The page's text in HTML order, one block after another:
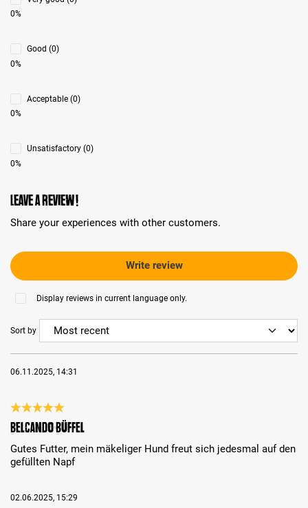
0%
Good (0)
0%
Acceptable (0)
0%
Unsatisfactory (0)
0%
Leave a review!
Share your experiences with other customers.
Write review
Display reviews in current language only.
Sort by
06.11.2025, 14:31
Review with rating of 5 out of 5 stars
Belcando Büffel
Gutes Futter, mein mäkeliger Hund freut sich jedesmal auf den
gefüllten Napf
02.06.2025, 15:29